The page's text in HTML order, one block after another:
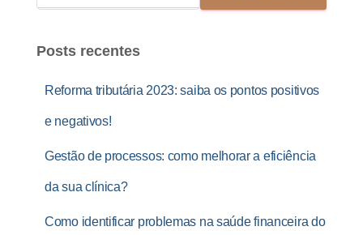
Posts recentes
Reforma tributária 2023: saiba os pontos positivos
e negativos!
Gestão de processos: como melhorar a eficiência
da sua clínica?
Como identificar problemas na saúde financeira do